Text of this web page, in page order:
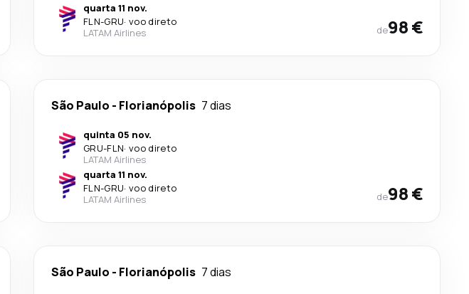
quarta 11 nov.
FLN-GRU· voo direto
LATAM Airlines
de98 €
São Paulo - Florianópolis 7 dias
quinta 05 nov.
GRU-FLN· voo direto
LATAM Airlines
quarta 11 nov.
FLN-GRU· voo direto
LATAM Airlines
de98 €
São Paulo - Florianópolis 7 dias